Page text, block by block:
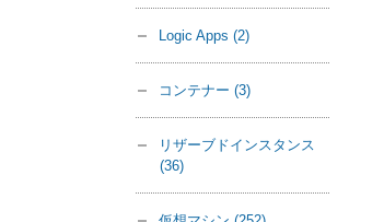
Logic Apps (2)
コンテナー (3)
リザーブドインスタンス
(36)